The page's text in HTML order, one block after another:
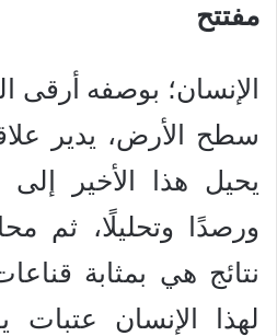
مفتتح
الإنسان؛ بوصفه أرقى
سطح الأرض، يدير
يحيل هذا الأخير إلى
ورصدًا وتحليلًا، ثم
نتائج هي بمثابة
لهذا الإنسان عتبات